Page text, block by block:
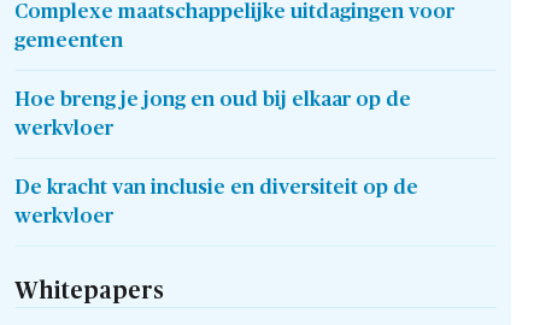
Complexe maatschappelijke uitdagingen voor
gemeenten
Hoe breng je jong en oud bij elkaar op de
werkvloer
De kracht van inclusie en diversiteit op de
werkvloer
Whitepapers